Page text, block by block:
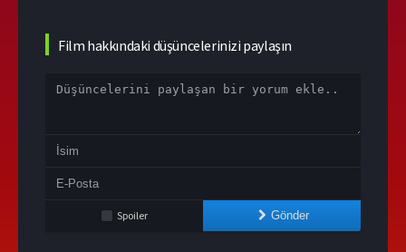
Film hakkındaki düşüncelerinizi paylaşın
Spoiler Gönder